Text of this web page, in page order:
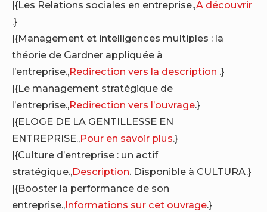
|{Les Relations sociales en entreprise.,A découvrir
.}
|{Management et intelligences multiples : la
théorie de Gardner appliquée à
l’entreprise.,Redirection vers la description .}
|{Le management stratégique de
l’entreprise.,Redirection vers l’ouvrage.}
|{ELOGE DE LA GENTILLESSE EN
ENTREPRISE.,Pour en savoir plus.}
|{Culture d’entreprise : un actif
stratégique.,Description. Disponible à CULTURA.}
|{Booster la performance de son
entreprise.,Informations sur cet ouvrage.}